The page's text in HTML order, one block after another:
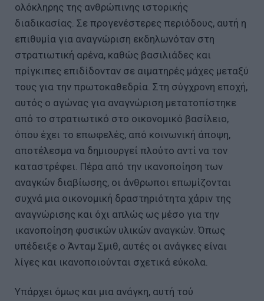
ολόκληρης της ανθρώπινης ιστορικής
διαδικασίας. Σε προγενέστερες περιόδους, αυτή η
επιθυμία για αναγνώριση εκδηλωνόταν στη
στρατιωτική αρένα, καθώς βασιλιάδες και
πρίγκιπες επιδίδονταν σε αιματηρές μάχες μεταξύ
τους για την πρωτοκαθεδρία. Στη σύγχρονη εποχή,
αυτός ο αγώνας για αναγνώριση μετατοπίστηκε
από το στρατιωτικό στο οικονομικό βασίλειο,
όπου έχει το επωφελές, από κοινωνική άποψη,
αποτέλεσμα να δημιουργεί πλούτο αντί να τον
καταστρέφει. Πέρα από την ικανοποίηση των
αναγκών διαβίωσης, οι άνθρωποι επωμίζονται
συχνά μια οικονομική δραστηριότητα χάριν της
αναγνώρισης και όχι απλώς ως μέσο για την
ικανοποίηση φυσικών υλικών αναγκών. Όπως
υπέδειξε ο Άνταμ Σμιθ, αυτές οι ανάγκες είναι
λίγες και ικανοποιούνται σχετικά εύκολα.
Υπάρχει όμως και μια ανάγκη, αυτή τού